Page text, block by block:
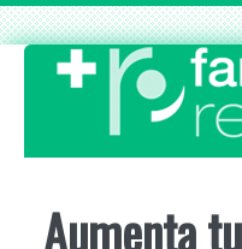
Skip
to
content
Aumenta